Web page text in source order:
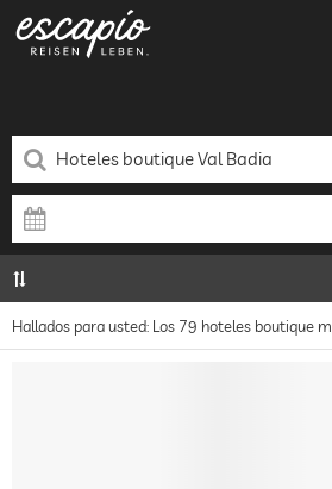
Hallados para usted: Los 79 hoteles boutique